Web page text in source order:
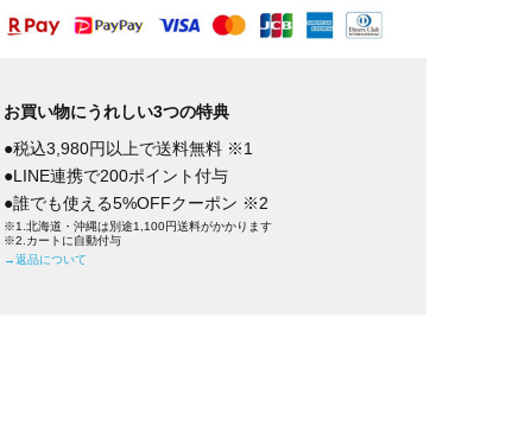
お買い物にうれしい3つの特典
●税込3,980円以上で送料無料 ※1
●LINE連携で200ポイント付与
●誰でも使える5%OFFクーポン ※2
※1.北海道・沖縄は別途1,100円送料がかかります
※2.カートに自動付与
→返品について